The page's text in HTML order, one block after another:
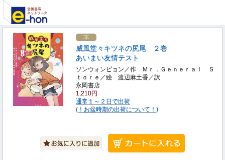
威風堂々キツネの尻尾 ２巻
あいまい友情テスト
ソンウォンピョン／作 Ｍｒ．Ｇｅｎｅｒａｌ Ｓ
ｔｏｒｅ／絵 渡辺麻土香／訳
永岡書店
1,210円
通常１～２日で出荷
(！お盆時期の出荷について！)